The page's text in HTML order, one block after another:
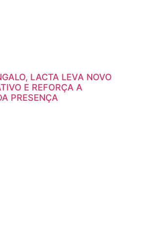
LACTA LEVA NOVO
E REFORÇA A
PRESENÇA